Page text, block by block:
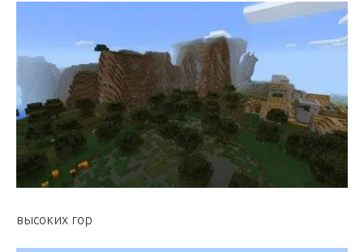
высоких гор